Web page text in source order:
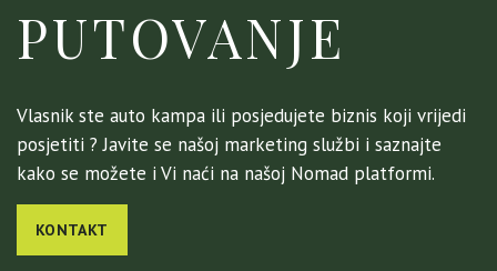
PUTOVANJE
Vlasnik ste auto kampa ili posjedujete biznis koji vrijedi
posjetiti ? Javite se našoj marketing službi i saznajte
kako se možete i Vi naći na našoj Nomad platformi.
KONTAKT